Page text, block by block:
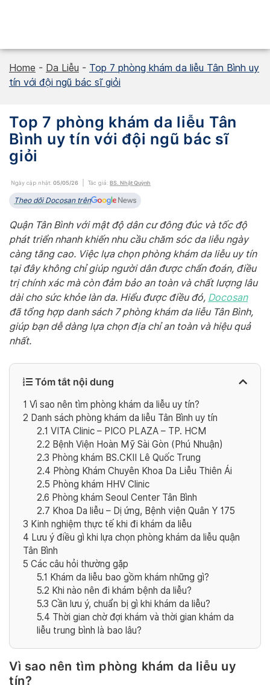
Home - Da Liễu - Top 7 phòng khám da liễu Tân Bình uy
tín với đội ngũ bác sĩ giỏi
Top 7 phòng khám da liễu Tân
Bình uy tín với đội ngũ bác sĩ
giỏi
Ngày cập nhật: 05/05/26 Tác giả: BS. Nhật Quỳnh
Theo dõi Docosan trên
Quận Tân Bình với mật độ dân cư đông đúc và tốc độ
phát triển nhanh khiến nhu cầu chăm sóc da liễu ngày
càng tăng cao. Việc lựa chọn phòng khám da liễu uy tín
tại đây không chỉ giúp người dân được chẩn đoán, điều
trị chính xác mà còn đảm bảo an toàn và chất lượng lâu
dài cho sức khỏe làn da. Hiểu được điều đó, Docosan
đã tổng hợp danh sách 7 phòng khám da liễu Tân Bình,
giúp bạn dễ dàng lựa chọn địa chỉ an toàn và hiệu quả
nhất.
Tóm tắt nội dung
1 Vì sao nên tìm phòng khám da liễu uy tín?
2 Danh sách phòng khám da liễu Tân Bình uy tín
2.1 VITA Clinic – PICO PLAZA – TP. HCM
2.2 Bệnh Viện Hoàn Mỹ Sài Gòn (Phú Nhuận)
2.3 Phòng khám BS.CKII Lê Quốc Trung
2.4 Phòng Khám Chuyên Khoa Da Liễu Thiên Ái
2.5 Phòng khám HHV Clinic
2.6 Phòng khám Seoul Center Tân Bình
2.7 Khoa Da liễu – Dị ứng, Bệnh viện Quân Y 175
3 Kinh nghiệm thực tế khi đi khám da liễu
4 Lưu ý điều gì khi lựa chọn phòng khám da liễu quận
Tân Bình
5 Các câu hỏi thường gặp
5.1 Khám da liễu bao gồm khám những gì?
5.2 Khi nào nên đi khám bệnh da liễu?
5.3 Cần lưu ý, chuẩn bị gì khi khám da liễu?
5.4 Thời gian chờ đợi khám và thời gian khám da
liễu trung bình là bao lâu?
Vì sao nên tìm phòng khám da liễu uy
tín?